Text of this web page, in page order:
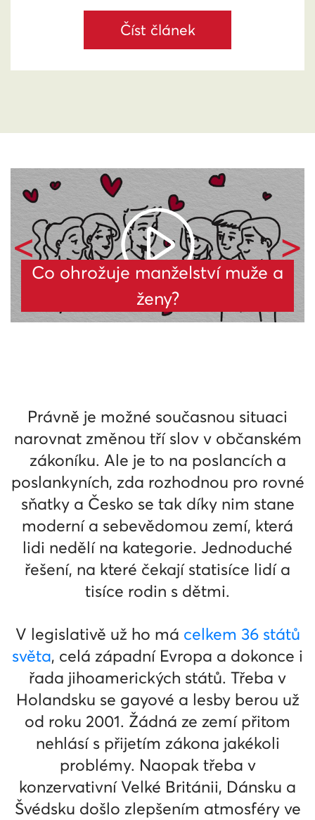
Číst článek
Co ohrožuje manželství muže a
ženy?
Zpět
Právně je možné současnou situaci
narovnat změnou tří slov v občanském
zákoníku. Ale je to na poslancích a
poslankyních, zda rozhodnou pro rovné
sňatky a Česko se tak díky nim stane
moderní a sebevědomou zemí, která
lidi nedělí na kategorie. Jednoduché
řešení, na které čekají statisíce lidí a
tisíce rodin s dětmi.
V legislativě už ho má celkem 36 států
světa, celá západní Evropa a dokonce i
řada jihoamerických států. Třeba v
Holandsku se gayové a lesby berou už
od roku 2001. Žádná ze zemí přitom
nehlásí s přijetím zákona jakékoli
problémy. Naopak třeba v
konzervativní Velké Británii, Dánsku a
Švédsku došlo zlepšením atmosféry ve